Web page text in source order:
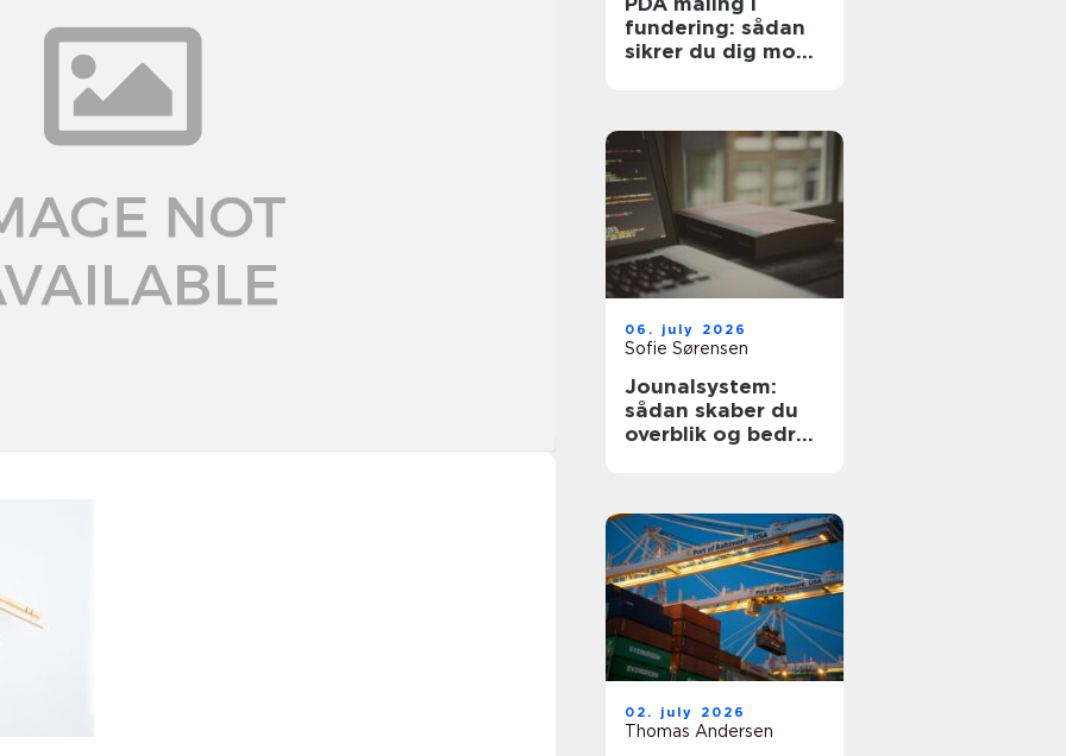
fundering: sådan
sikrer du dig mod
06. july 2026
Sofie Sørensen
Jounalsystem:
sådan skaber du
overblik og bedre
02. july 2026
Thomas Andersen